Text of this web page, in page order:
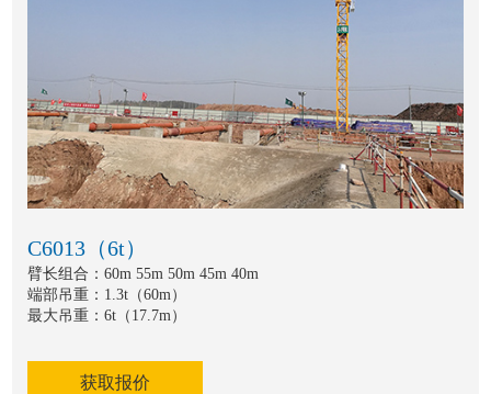
C6013（6t）
臂长组合：60m 55m 50m 45m 40m
端部吊重：1.3t（60m）
最大吊重：6t（17.7m）
获取报价